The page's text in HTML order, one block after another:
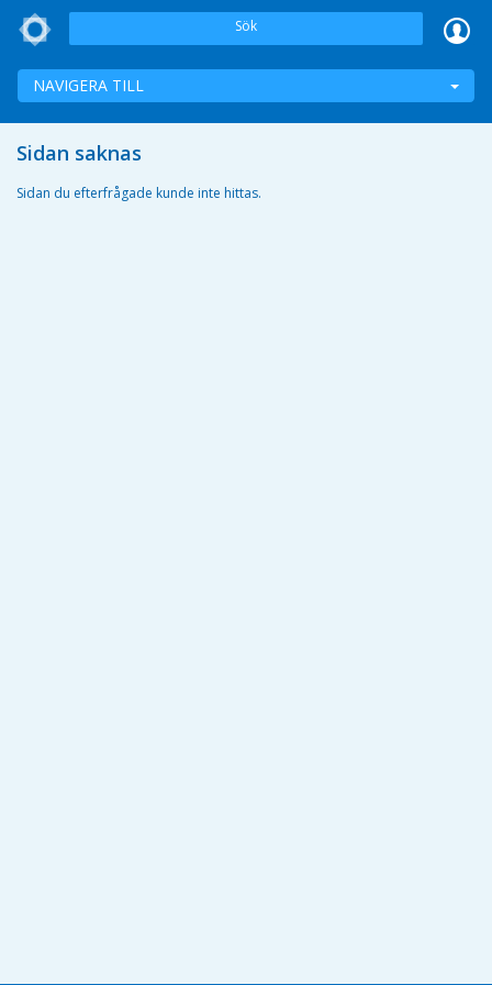
Sök
NAVIGERA TILL
Sidan saknas
Sidan du efterfrågade kunde inte hittas.